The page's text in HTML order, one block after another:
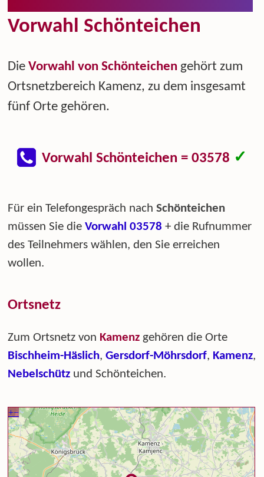
Vorwahl Schönteichen
DieVorwahl von Schönteichen gehört zum
Ortsnetzbereich Kamenz, zu dem insgesamt
fünf Orte gehören.
Vorwahl Schönteichen = 03578 ✓
Für ein Telefongespräch nachSchönteichen
müssen Sie dieVorwahl 03578 + die Rufnummer
des Teilnehmers wählen, den Sie erreichen
wollen.
Ortsnetz
Zum Ortsnetz von Kamenz gehören die Orte
Bischheim-Häslich,Gersdorf-Möhrsdorf, Kamenz,
Nebelschütz und Schönteichen.